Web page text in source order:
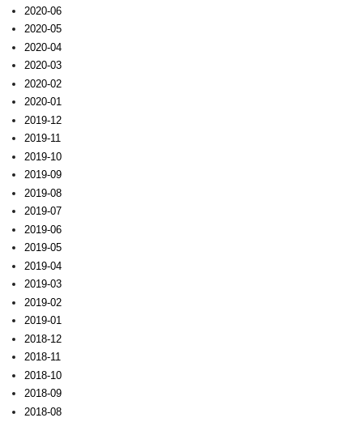
2020-06
2020-05
2020-04
2020-03
2020-02
2020-01
2019-12
2019-11
2019-10
2019-09
2019-08
2019-07
2019-06
2019-05
2019-04
2019-03
2019-02
2019-01
2018-12
2018-11
2018-10
2018-09
2018-08